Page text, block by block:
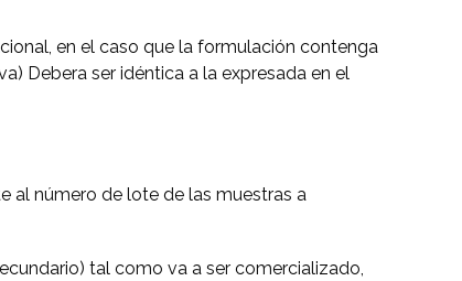
en el caso que la formulación contenga
Debera ser idéntica a la expresada en el
al número de lote de las muestras a
tal como va a ser comercializado,